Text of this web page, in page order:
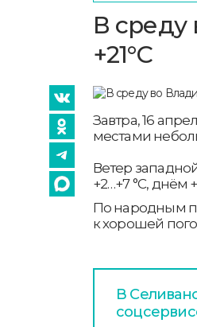
В среду
+21°С
Завтра, 16
местами
Ветер
+2…+7 °С, днём
По народным
к хорошей
В